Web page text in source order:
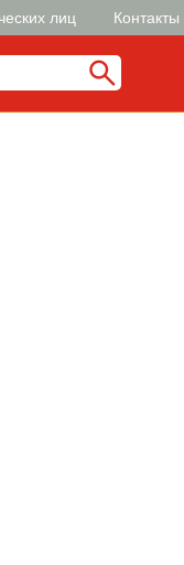
лиц Контакты